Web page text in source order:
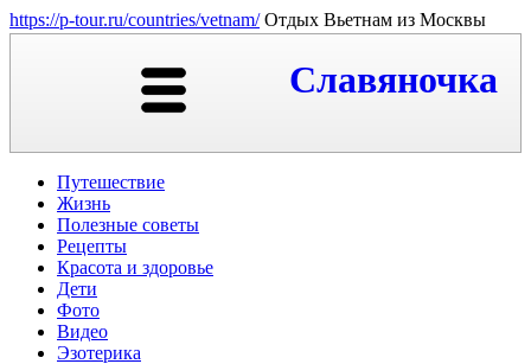
https://p-tour.ru/countries/vetnam/Отдых Вьетнам из Москвы
Славяночка
Путешествие
Жизнь
Полезные советы
Рецепты
Красота и здоровье
Дети
Фото
Видео
Эзотерика